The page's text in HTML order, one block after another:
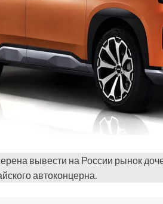
вывести на России рынок
автоконцерна.